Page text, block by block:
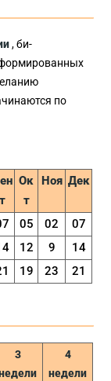
, би-
по
т
Oк
т
Ноя Дек
05 02
07
12 9
14
19 23 21
3
4
недели